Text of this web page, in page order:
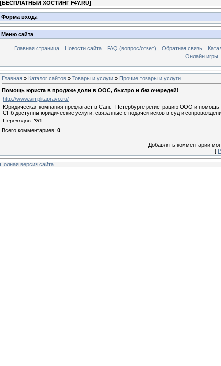
[БЕСПЛАТНЫЙ ХОСТИНГ F4Y.RU]
Форма входа
Меню сайта
Главная страница Новости сайта FAQ (вопрос/ответ) Обратная связь
Онлайн игры
Главная » Каталог сайтов » Товары и услуги » Прочие товары и услуги
Помощь юриста в продаже доли в ООО, быстро и без очередей!
http://www.simplitapravo.ru/
Юридическая компания предлагает в Санкт-Петербурге регистрацию ООО и
СПб доступны юридические услуги, связанные с подачей исков в суд и
Переходов: 351
Всего комментариев: 0
Добавлять комментарии
[
Полная версия сайта